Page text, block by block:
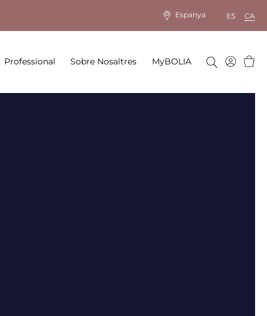
Espanya ES CA
Professional Sobre Nosaltres MyBOLIA